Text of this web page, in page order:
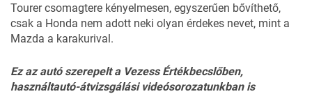
Tourer csomagtere kényelmesen, egyszerűen bővíthető,
csak a Honda nem adott neki olyan érdekes nevet, mint a
Mazda a karakurival.
Ez az autó szerepelt a Vezess Értékbecslőben,
használtautó-átvizsgálási videósorozatunkban is